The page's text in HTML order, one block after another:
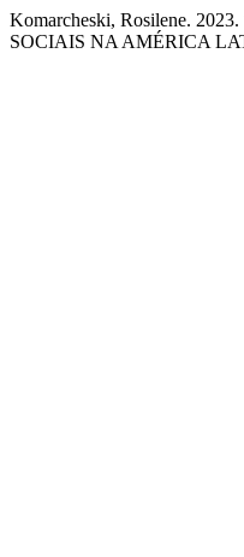
Komarcheski, Rosilene.
SOCIAIS NA AMÉRICA